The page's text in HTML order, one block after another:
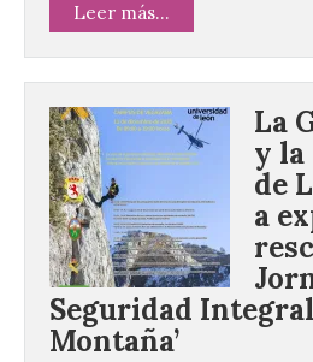
Leer más...
La
y
de
a
Seguridad
Montaña’